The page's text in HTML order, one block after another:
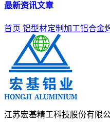
最新资讯文章
首页 铝型材定制加工铝合金
江苏宏基精工科技股份有限